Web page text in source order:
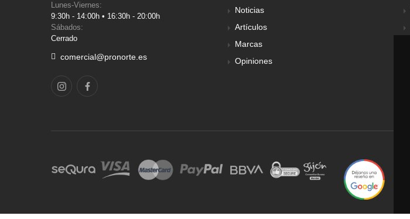
Lunes-Viernes:
9:30h - 14:00h • 16:30h - 20:00h
Sábados:
Cerrado
comercial@pronorte.es
Noticias
Artículos
Marcas
Opiniones